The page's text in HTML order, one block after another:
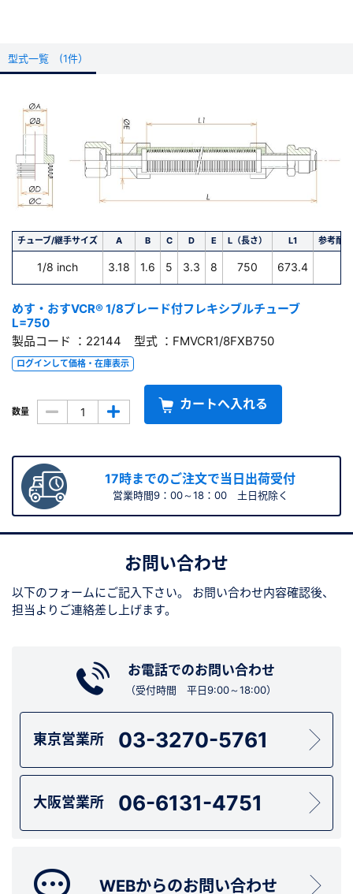
型式一覧 (1件）
チューブ/継手サイズ A B C D E L（長さ） L1 参考耐
1/8 inch 3.18 1.6 5 3.3 8 750 673.4
めす・おすVCR® 1/8ブレード付フレキシブルチューブ
L=750
製品コード ：22144 型式 ：FMVCR1/8FXB750
ログインして価格・在庫表示
数量 カートへ入れる
17時までのご注文で当日出荷受付
営業時間9：00～18：00 土日祝除く
お問い合わせ
以下のフォームにご記入下さい。
お問い合わせ内容確認後、
担当よりご連絡差し上げます。
お電話でのお問い合わせ
（受付時間 平日9:00～18:00）
東京営業所 03-3270-5761
大阪営業所 06-6131-4751
WEBからのお問い合わせ